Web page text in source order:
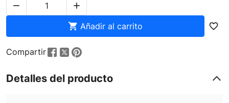


 Añadir al carrito favorite_border
Compartir
Detalles del producto